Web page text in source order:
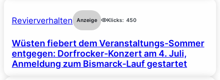
Revierverhalten Anzeige Klicks: 450
Wüsten fiebert dem Veranstaltungs-Sommer
entgegen: Dorfrocker-Konzert am 4. Juli,
Anmeldung zum Bismarck-Lauf gestartet